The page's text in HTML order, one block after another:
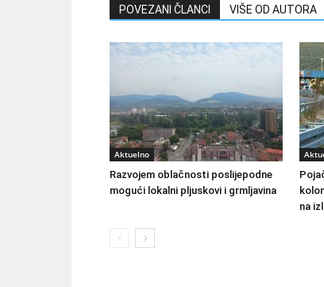
POVEZANI ČLANCI VIŠE OD AUTORA
Aktuelno
Razvojem oblačnosti poslijepodne
mogući lokalni pljuskovi i grmljavina
na